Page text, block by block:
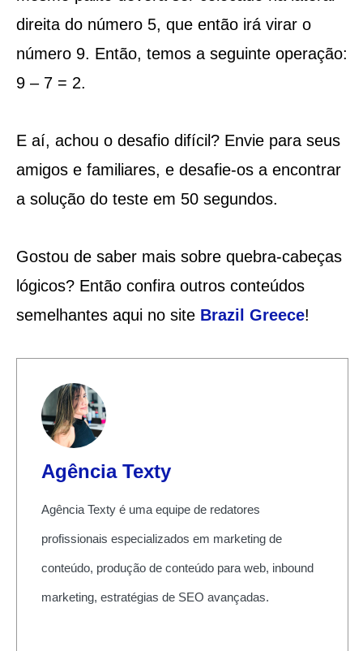
direita do número 5, que então irá virar o
número 9. Então, temos a seguinte operação:
9 – 7 = 2.
E aí, achou o desafio difícil? Envie para seus
amigos e familiares, e desafie-os a encontrar
a solução do teste em 50 segundos.
Gostou de saber mais sobre quebra-cabeças
lógicos? Então confira outros conteúdos
semelhantes aqui no site Brazil Greece!
Agência Texty
Agência Texty é uma equipe de redatores
profissionais especializados em marketing de
conteúdo, produção de conteúdo para web, inbound
marketing, estratégias de SEO avançadas.